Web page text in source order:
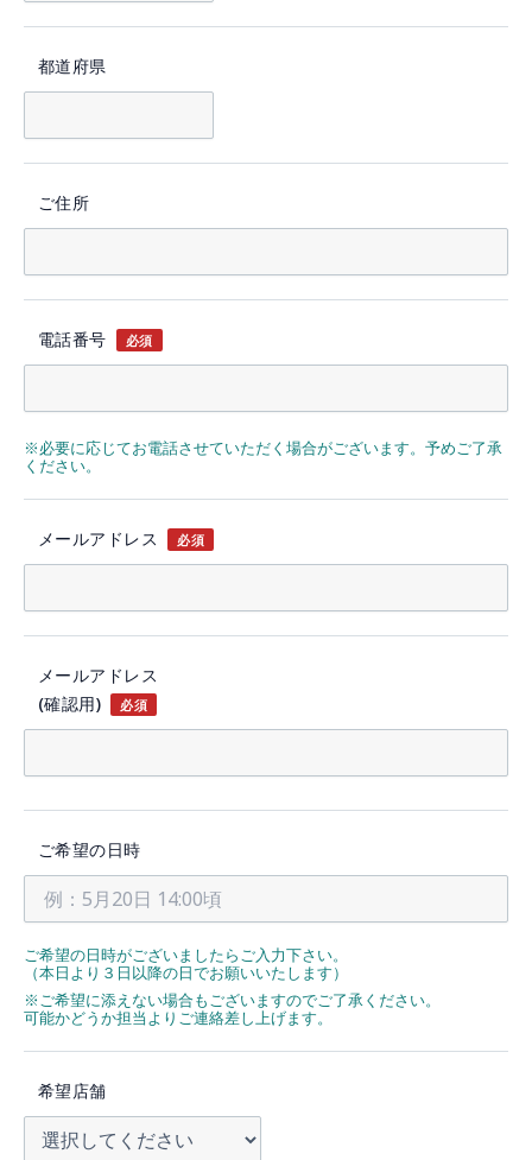
都道府県
ご住所
電話番号 必須
※必要に応じてお電話させていただく場合がございます。予めご了承
ください。
メールアドレス 必須
メールアドレス
(確認用)
必須
ご希望の日時
ご希望の日時がございましたらご入力下さい。
（本日より３日以降の日でお願いいたします）
※ご希望に添えない場合もございますのでご了承ください。
可能かどうか担当よりご連絡差し上げます。
希望店舗